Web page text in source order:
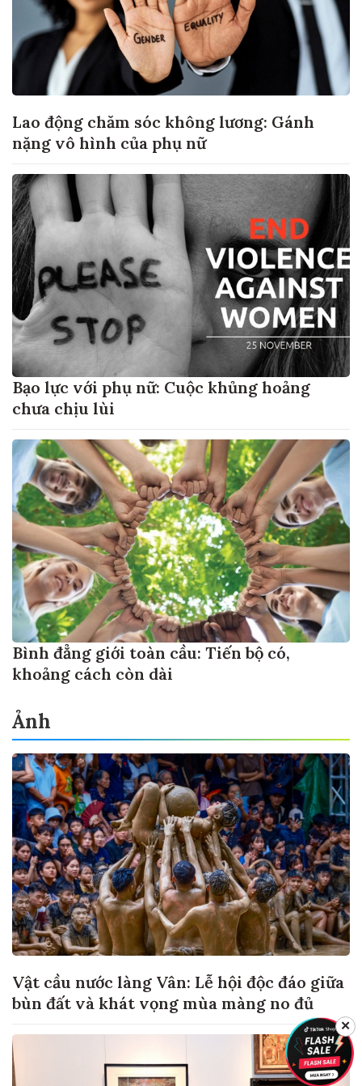
Lao động chăm sóc không lương: Gánh
nặng vô hình của phụ nữ
Bạo lực với phụ nữ: Cuộc khủng hoảng
chưa chịu lùi
Bình đẳng giới toàn cầu: Tiến bộ có,
khoảng cách còn dài
Ảnh
Vật cầu nước làng Vân: Lễ hội độc đáo giữa
bùn đất và khát vọng mùa màng no đủ
✕